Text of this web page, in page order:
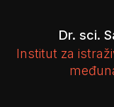
Dr. sci.
Institut za